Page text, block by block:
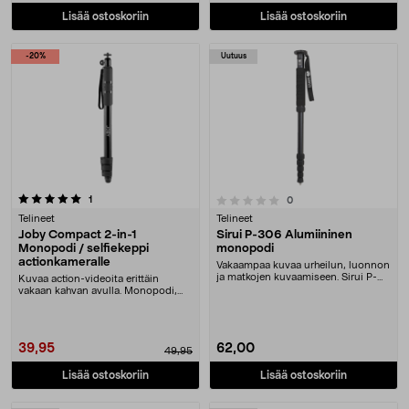
Lisää ostoskoriin Lisää ostoskoriin
-20%
1
Telineet
Joby Compact 2-in-1
Monopodi / selfiekeppi
actionkameralle
Kuvaa action-videoita erittäin
vakaan kahvan avulla. Monopodi,
39,95 49,95
Lisää ostoskoriin
Uutuus
0.0 viidestä tähdestä 0arvostelut
Telineet
Sirui P-306 Alumiininen
monopodi
Vakaampaa kuvaa urheilun, luonnon
ja matkojen kuvaamiseen. Sirui P-
62,00
Lisää ostoskoriin